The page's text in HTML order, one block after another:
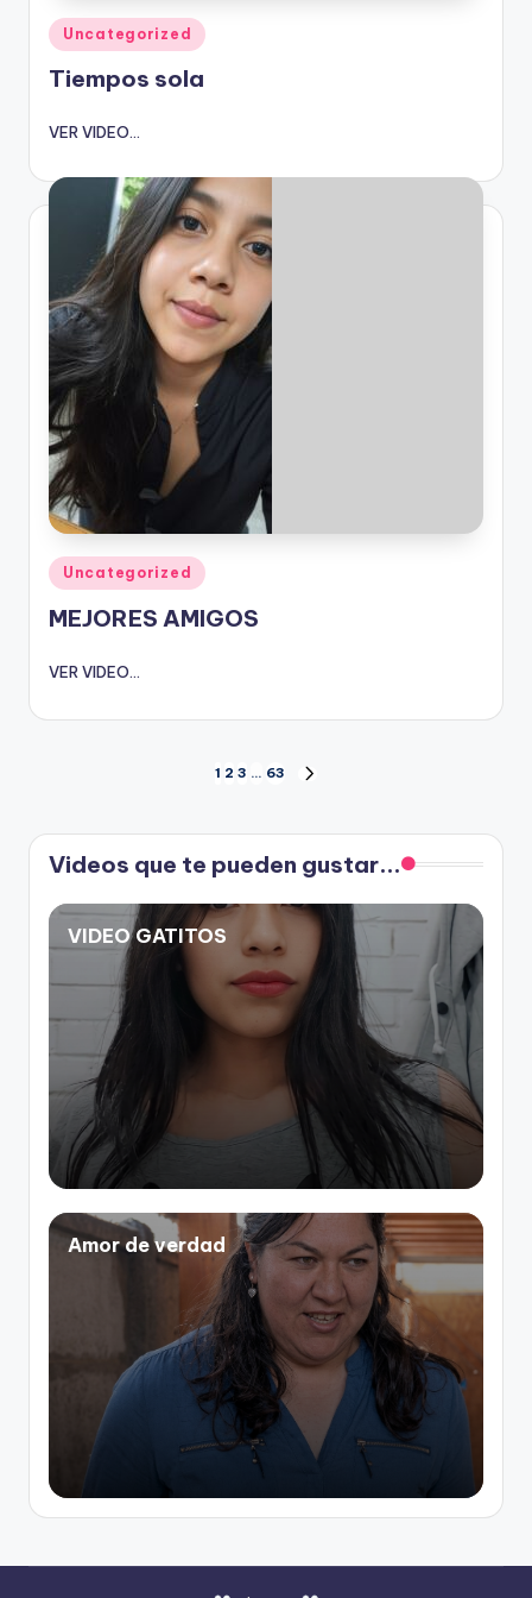
Publicado
en
Uncategorized
Tiempos sola
VER VIDEO...
Publicado
en
Uncategorized
MEJORES AMIGOS
VER VIDEO...
Paginación
de
entradas
1 2 3 … 63
Videos que te pueden gustar...
VIDEO GATITOS
Amor de verdad